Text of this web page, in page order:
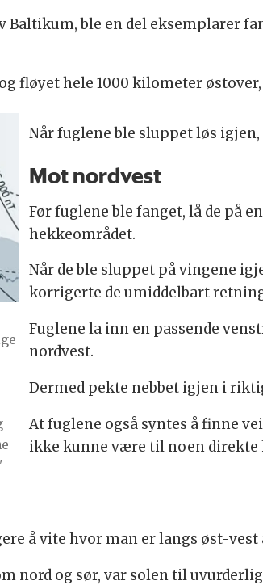
Baltikum, ble en del eksemplarer
fløyet hele 1000 kilometer
Når fuglene ble sluppet løs
Mot nordvest
Før fuglene ble fanget, lå de på
hekkeområdet.
Når de ble sluppet på vingene
korrigerte de umiddelbart
Fuglene la inn en passende
nordvest.
Dermed pekte nebbet igjen i
At fuglene også syntes å finne
ikke kunne være til noen
å vite hvor man er langs øst-
nord og sør, var solen til